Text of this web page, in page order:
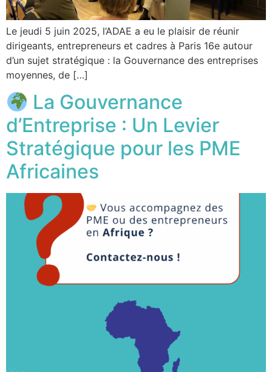
Le jeudi 5 juin 2025, l’ADAE a eu le plaisir de réunir
dirigeants, entrepreneurs et cadres à Paris 16e autour
d’un sujet stratégique : la Gouvernance des entreprises
moyennes, de […]
La Gouvernance
d’Entreprise : Un Levier
Stratégique pour les PME
Africaines